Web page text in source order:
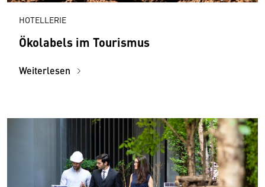
HOTELLERIE
Ökolabels im Tourismus
Weiterlesen